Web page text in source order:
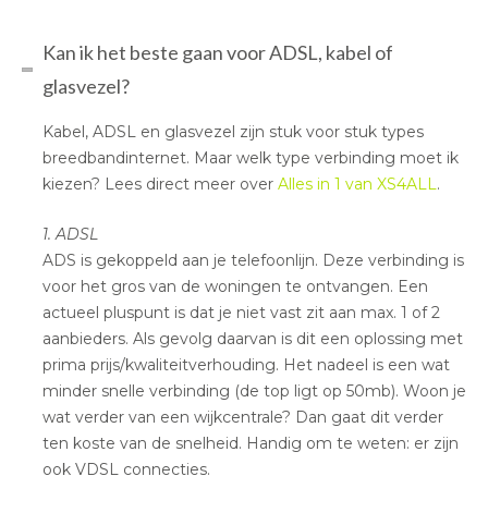
Kan ik het beste gaan voor ADSL, kabel of
glasvezel?
Kabel, ADSL en glasvezel zijn stuk voor stuk types
breedbandinternet. Maar welk type verbinding moet ik
kiezen? Lees direct meer overAlles in 1 van XS4ALL.
1. ADSL
ADS is gekoppeld aan je telefoonlijn. Deze verbinding is
voor het gros van de woningen te ontvangen. Een
actueel pluspunt is dat je niet vast zit aan max. 1 of 2
aanbieders. Als gevolg daarvan is dit een oplossing met
prima prijs/kwaliteitverhouding. Het nadeel is een wat
minder snelle verbinding (de top ligt op 50mb). Woon je
wat verder van een wijkcentrale? Dan gaat dit verder
ten koste van de snelheid. Handig om te weten: er zijn
ook VDSL connecties.